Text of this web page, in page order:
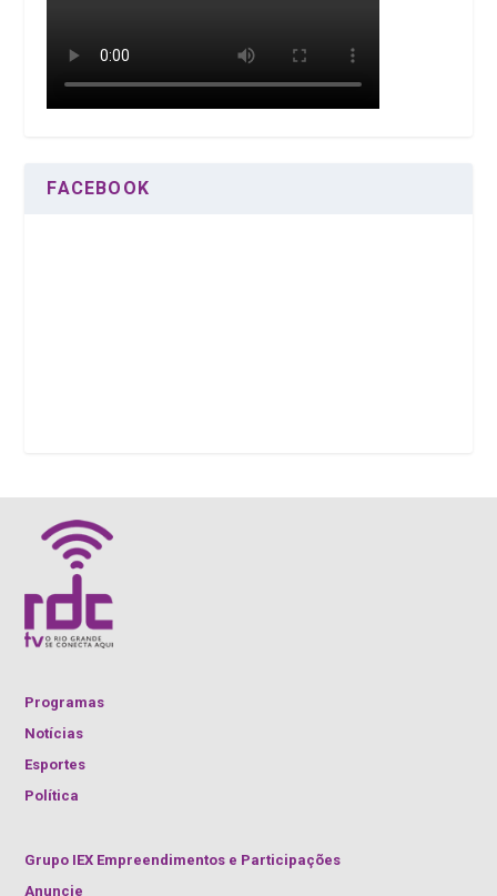
FACEBOOK
Programas
Notícias
Esportes
Política
Grupo IEX Empreendimentos e Participações
Anuncie